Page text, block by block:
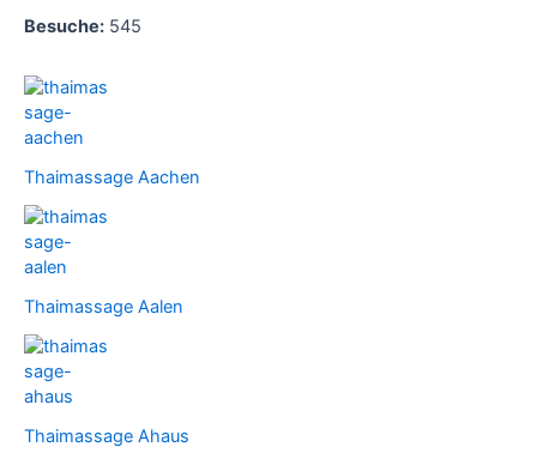
Besuche: 545
Thaimassage Aachen
Thaimassage Aalen
Thaimassage Ahaus